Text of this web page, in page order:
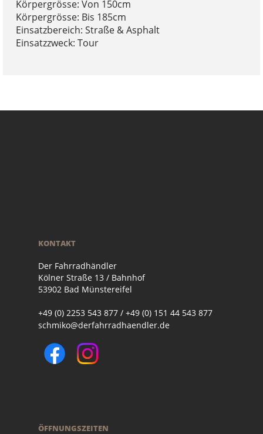
Körpergrösse: Von 150cm
Körpergrösse: Bis 185cm
Einsatzbereich: Straße & Asphalt
Einsatzzweck: Tour
KONTAKT
Der Fahrradhändler
Kölner Straße 13 / Bahnhof
53902 Bad Münstereifel
+49 (0) 2253 543 877 / +49 (0) 151 44 543 877
schmiko@derfahrradhaendler.de
ÖFFNUNGSZEITEN